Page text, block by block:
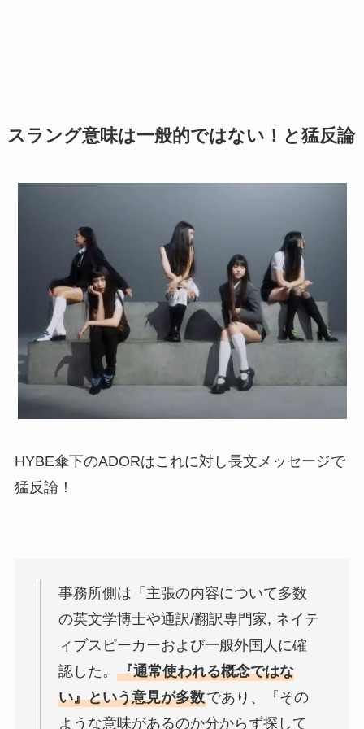
スラング意味は一般的ではない！と猛反論
HYBE傘下のADORはこれに対し長文メッセージで
猛反論！
事務所側は「主張の内容について多数
の英文学博士や通訳/翻訳専門家, ネイテ
ィブスピーカーおよび一般外国人に確
認した。 『通常使われる概念ではな
い』という意見が多数であり、『その
ような意味があるのか分からず探して